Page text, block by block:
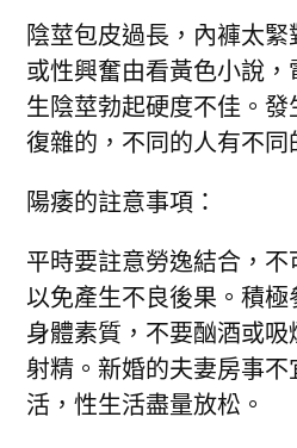
陰莖包皮過長，內褲太緊
或性興奮由看黃色小說
生陰莖勃起硬度不佳。
復雜的，不同的人有不同
陽痿的註意事項：
平時要註意勞逸結合，不
以免產生不良後果。積
身體素質，不要酗酒或
射精。新婚的夫妻房事
活，性生活盡量放松。